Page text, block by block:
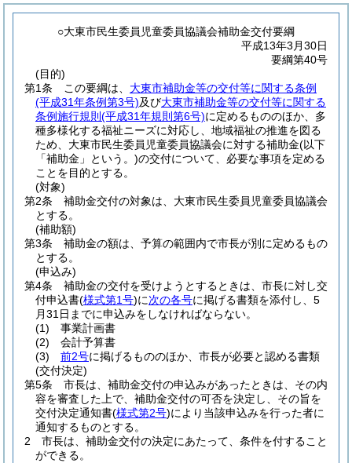
○大東市民生委員児童委員協議会補助金交付要綱
平成13年3月30日
要綱第40号
(目的)
第1条
この要綱は、 大東市補助金等の交付等に関する条例
(平成31年条例第3号)及び大東市補助金等の交付等に関する
条例施行規則 (平成31年規則第6号)に定めるもののほか、多
種多様化する福祉ニーズに対応し、地域福祉の推進を図る
ため、大東市民生委員児童委員協議会に対する補助金(以下
「補助金」という。)の交付について、必要な事項を定める
ことを目的とする。
(対象)
第2条
補助金交付の対象は、大東市民生委員児童委員協議会
とする。
(補助額)
第3条
補助金の額は、予算の範囲内で市長が別に定めるもの
とする。
(申込み)
第4条
補助金の交付を受けようとするときは、市長に対し交
付申込書(様式第1号)に次の各号に掲げる書類を添付し、5
月31日までに申込みをしなければならない。
(1)
事業計画書
(2)
会計予算書
(3)
前2号に掲げるもののほか、市長が必要と認める書類
(交付決定)
第5条
市長は、補助金交付の申込みがあったときは、その内
容を審査した上で、補助金交付の可否を決定し、その旨を
交付決定通知書(様式第2号)により当該申込みを行った者に
通知するものとする。
2
市長は、補助金交付の決定にあたって、条件を付すること
ができる。